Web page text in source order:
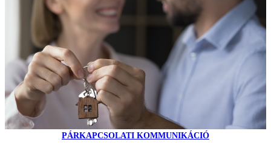
PÁRKAPCSOLATI KOMMUNIKÁCIÓ